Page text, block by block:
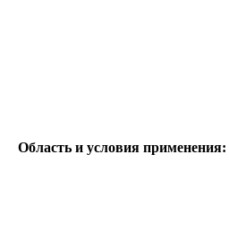
Область и условия применения: